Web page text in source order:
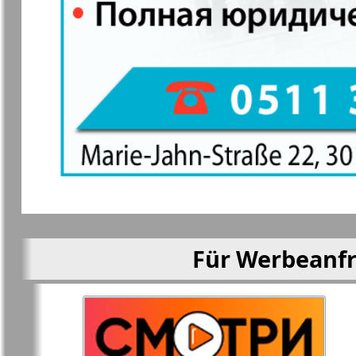
Mila
Mir
Nascha marka Unser
Objective EU Ostrov
Rajonka-Süd-West
Rajonka-
Bremen
Für